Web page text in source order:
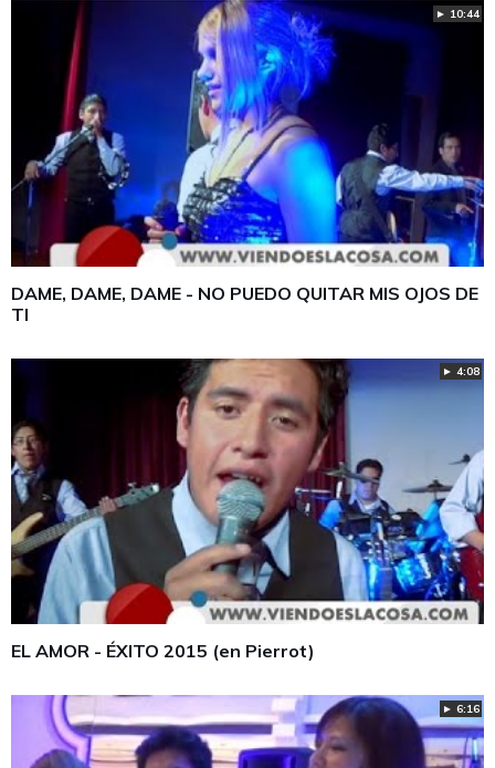
► 10:44
DAME, DAME, DAME - NO PUEDO QUITAR MIS OJOS DE
TI
► 4:08
EL AMOR - ÉXITO 2015 (en Pierrot)
► 6:16